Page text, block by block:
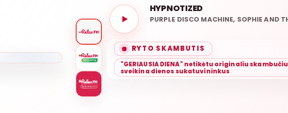
HYPNOTIZED
RYTO SKAMBUTIS
"GERIAUSIA DIENA" netikėtu originaliu skambučiu
sveikina dienos sukatuvininkus